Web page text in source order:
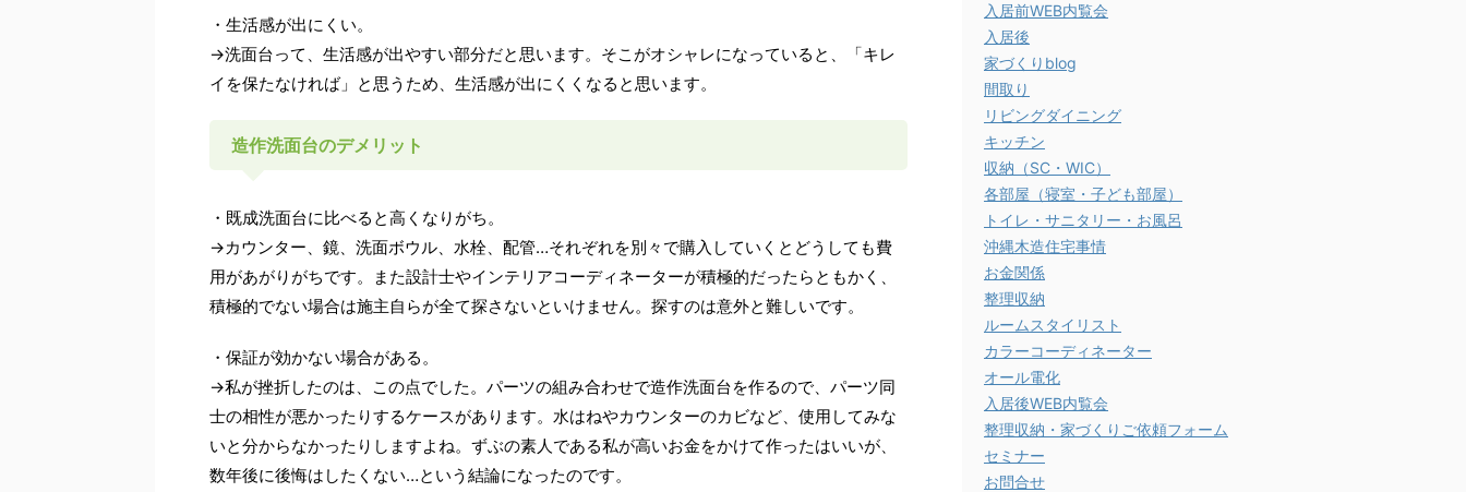
・生活感が出にくい。
→洗面台って、生活感が出やすい部分だと思います。そこがオシャレになっていると、「キレ
イを保たなければ」と思うため、生活感が出にくくなると思います。
造作洗面台のデメリット
・既成洗面台に比べると高くなりがち。
→カウンター、鏡、洗面ボウル、水栓、配管…それぞれを別々で購入していくとどうしても費
用があがりがちです。また設計士やインテリアコーディネーターが積極的だったらともかく、
積極的でない場合は施主自らが全て探さないといけません。探すのは意外と難しいです。
・保証が効かない場合がある。
→私が挫折したのは、この点でした。パーツの組み合わせで造作洗面台を作るので、パーツ同
士の相性が悪かったりするケースがあります。水はねやカウンターのカビなど、使用してみな
いと分からなかったりしますよね。ずぶの素人である私が高いお金をかけて作ったはいいが、
数年後に後悔はしたくない…という結論になったのです。
入居前WEB内覧会
入居後
家づくりblog
間取り
リビングダイニング
キッチン
収納（SC・WIC）
各部屋（寝室・子ども部屋）
トイレ・サニタリー・お風呂
沖縄木造住宅事情
お金関係
整理収納
ルームスタイリスト
カラーコーディネーター
オール電化
入居後WEB内覧会
整理収納・家づくりご依頼フォーム
セミナー
お問合せ